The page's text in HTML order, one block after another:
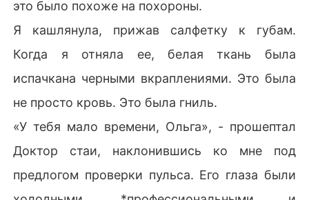
это было похоже на похороны.
Я кашлянула, прижав салфетку к губам.
Когда я отняла ее, белая ткань была
испачкана черными вкраплениями. Это была
не просто кровь. Это была гниль.
«У тебя мало времени, Ольга», - прошептал
Доктор стаи, наклонившись ко мне под
предлогом проверки пульса. Его глаза были